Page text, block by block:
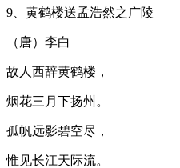
9、黄鹤楼送孟浩然之广陵
（唐）李白
故人西辞黄鹤楼，
烟花三月下扬州。
孤帆远影碧空尽，
惟见长江天际流。